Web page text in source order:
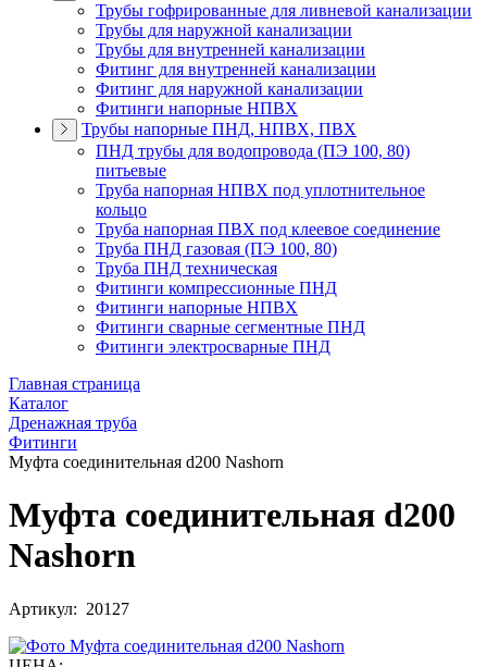
Трубы гофрированные для ливневой канализации
Трубы для наружной канализации
Трубы для внутренней канализации
Фитинг для внутренней канализации
Фитинг для наружной канализации
Фитинги напорные НПВХ
Трубы напорные ПНД, НПВХ, ПВХ
ПНД трубы для водопровода (ПЭ 100, 80)
питьевые
Труба напорная НПВХ под уплотнительное
кольцо
Труба напорная ПВХ под клеевое соединение
Труба ПНД газовая (ПЭ 100, 80)
Труба ПНД техническая
Фитинги компрессионные ПНД
Фитинги напорные НПВХ
Фитинги сварные сегментные ПНД
Фитинги электросварные ПНД
Главная страница
Каталог
Дренажная труба
Фитинги
Муфта соединительная d200 Nashorn
Муфта соединительная d200
Nashorn
Артикул: 20127